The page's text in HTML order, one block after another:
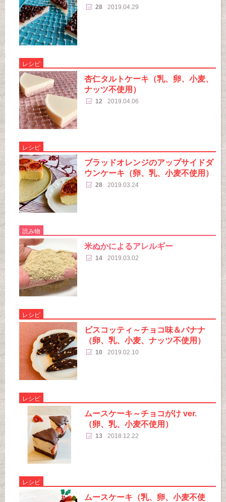
28 2019.04.29
レシピ
杏仁タルトケーキ（乳、卵、小麦、
ナッツ不使用）
12 2019.04.06
レシピ
ブラッドオレンジのアップサイドダ
ウンケーキ（卵、乳、小麦不使用）
28 2019.03.24
読み物
米ぬかによるアレルギー
14 2019.03.02
レシピ
ビスコッティ～チョコ味＆バナナ
（卵、乳、小麦、ナッツ不使用）
10 2019.02.10
レシピ
ムースケーキ～チョコがけ ver.
（卵、乳、小麦不使用）
13 2018.12.22
レシピ
ムースケーキ（乳、卵、小麦不使